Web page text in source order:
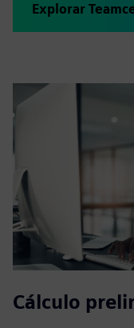
Explorar
Cálculo